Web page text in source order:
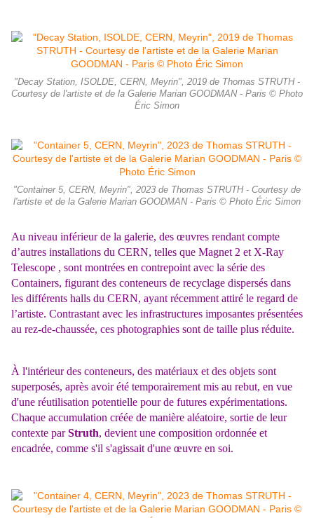
"Decay Station, ISOLDE, CERN, Meyrin", 2019 de Thomas STRUTH -
Courtesy de l'artiste et de la Galerie Marian GOODMAN - Paris © Photo
Éric Simon
"Container 5, CERN, Meyrin", 2023 de Thomas STRUTH - Courtesy de
l'artiste et de la Galerie Marian GOODMAN - Paris © Photo Éric Simon
Au niveau inférieur de la galerie, des œuvres rendant compte
d’autres installations du CERN, telles que Magnet 2 et X-Ray
Telescope , sont montrées en contrepoint avec la série des
Containers, figurant des conteneurs de recyclage dispersés dans
les différents halls du CERN, ayant récemment attiré le regard de
l’artiste. Contrastant avec les infrastructures imposantes présentées
au rez-de-chaussée, ces photographies sont de taille plus réduite.
À l'intérieur des conteneurs, des matériaux et des objets sont
superposés, après avoir été temporairement mis au rebut, en vue
d'une réutilisation potentielle pour de futures expérimentations.
Chaque accumulation créée de manière aléatoire, sortie de leur
contexte parStruth, devient une composition ordonnée et
encadrée, comme s'il s'agissait d'une œuvre en soi.